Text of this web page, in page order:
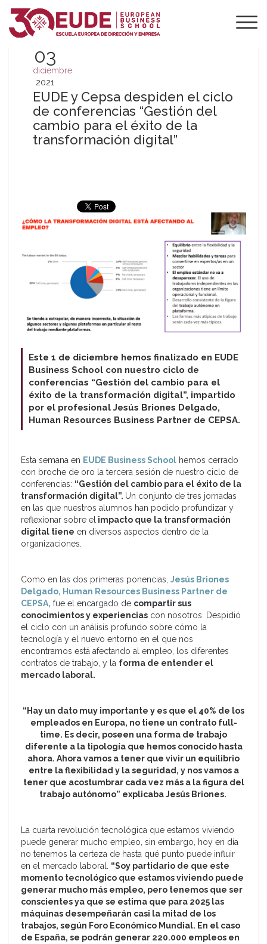
03
diciembre
2021
EUDE y Cepsa despiden el ciclo
de conferencias “Gestión del
cambio para el éxito de la
transformación digital”
Este 1 de diciembre hemos finalizado en EUDE
Business School con nuestro ciclo de
conferencias “Gestión del cambio para el
éxito de la transformación digital”, impartido
por el profesional Jesús Briones Delgado,
Human Resources Business Partner de CEPSA.
Esta semana en EUDE Business School hemos cerrado
con broche de oro la tercera sesión de nuestro ciclo de
conferencias: “Gestión del cambio para el éxito de la
transformación digital”. Un conjunto de tres jornadas
en las que nuestros alumnos han podido profundizar y
reflexionar sobre el impacto que la transformación
digital tiene en diversos aspectos dentro de la
organizaciones.
Como en las dos primeras ponencias, Jesús Briones
Delgado, Human Resources Business Partner de
CEPSA, fue el encargado de compartir sus
conocimientos y experiencias con nosotros. Despidió
el ciclo con un análisis profundo sobre cómo la
tecnología y el nuevo entorno en el que nos
encontramos está afectando al empleo, los diferentes
contratos de trabajo, y la forma de entender el
mercado laboral.
“Hay un dato muy importante y es que el 40% de los
empleados en Europa, no tiene un contrato full-
time. Es decir, poseen una forma de trabajo
diferente a la tipología que hemos conocido hasta
ahora. Ahora vamos a tener que vivir un equilibrio
entre la flexibilidad y la seguridad, y nos vamos a
tener que acostumbrar cada vez más a la figura del
trabajo autónomo” explicaba Jesús Briones.
La cuarta revolución tecnológica que estamos viviendo
puede generar mucho empleo, sin embargo, hoy en día
no tenemos la certeza de hasta qué punto puede influir
en el mercado laboral. “Soy partidario de que este
momento tecnológico que estamos viviendo puede
generar mucho más empleo, pero tenemos que ser
conscientes ya que se estima que para 2025 las
máquinas desempeñarán casi la mitad de los
trabajos, según Foro Económico Mundial. En el caso
de España, se podrán generar 220.000 empleos en